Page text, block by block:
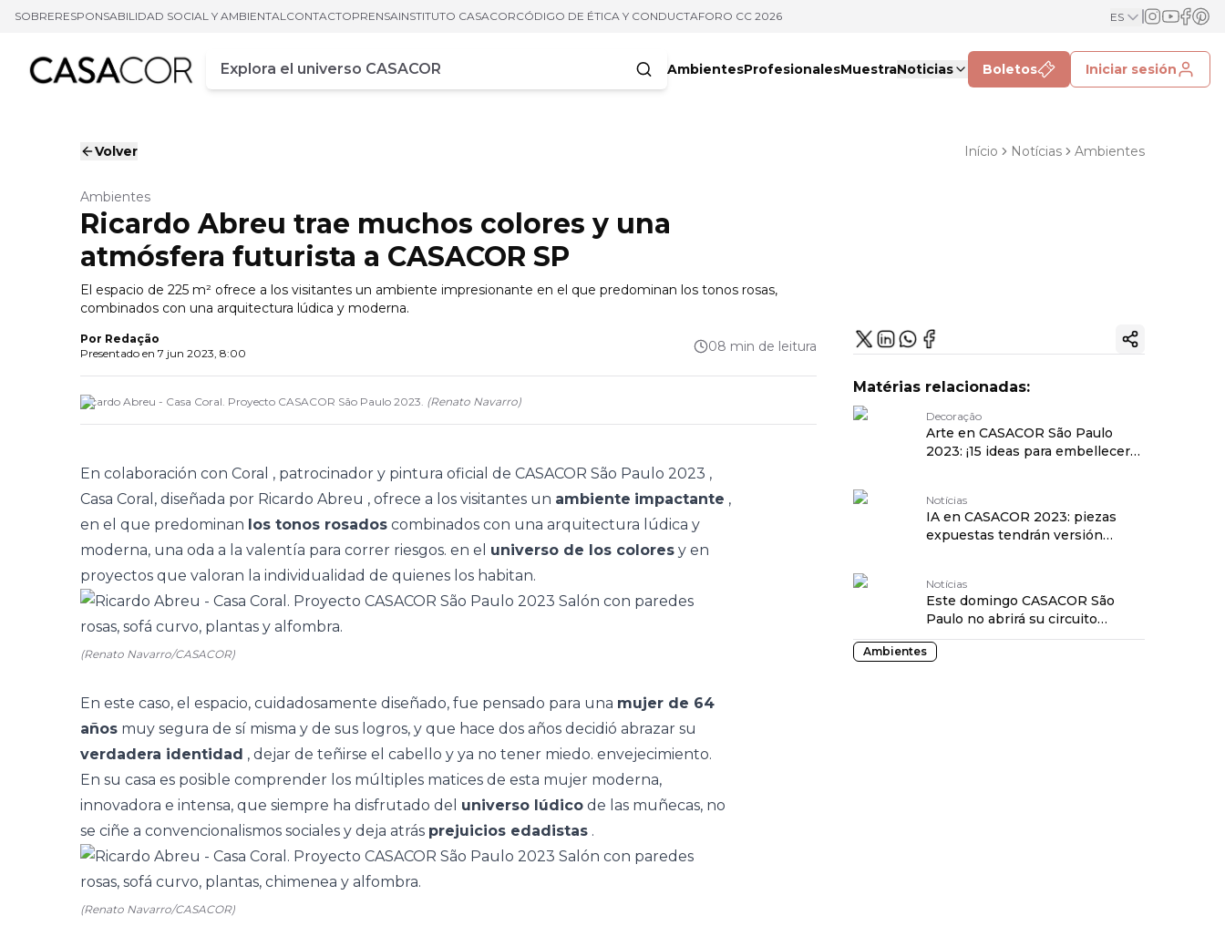
SOBRERESPONSABILIDAD SOCIAL Y AMBIENTALCONTACTOPRENSAINSTITUTO CASACORCÓDIGO DE ÉTICA Y CONDUCTAFORO CC 2026 ES
Campo de busca
Ingrese al menos tres caracteres
AmbientesProfesionalesMuestraNoticias Boletos Iniciar sesión
Volver Início Notícias Ambientes
Ambientes
Ricardo Abreu trae muchos colores y una
atmósfera futurista a CASACOR SP
El espacio de 225 m² ofrece a los visitantes un ambiente impresionante en el que predominan los tonos rosas,
combinados con una arquitectura lúdica y moderna.
Por Redação
Presentado en 7 jun 2023, 8:00 08 min de leitura
Ricardo Abreu - Casa Coral. Proyecto CASACOR São Paulo 2023. (Renato Navarro)
En colaboración con Coral , patrocinador y pintura oficial de CASACOR São Paulo 2023 ,
Casa Coral, diseñada por Ricardo Abreu , ofrece a los visitantes un ambiente impactante ,
en el que predominan los tonos rosados combinados con una arquitectura lúdica y
moderna, una oda a la valentía para correr riesgos. en el universo de los colores y en
proyectos que valoran la individualidad de quienes los habitan.
(Renato Navarro/CASACOR)
En este caso, el espacio, cuidadosamente diseñado, fue pensado para una mujer de 64
años muy segura de sí misma y de sus logros, y que hace dos años decidió abrazar su
verdadera identidad , dejar de teñirse el cabello y ya no tener miedo. envejecimiento.
En su casa es posible comprender los múltiples matices de esta mujer moderna,
innovadora e intensa, que siempre ha disfrutado del universo lúdico de las muñecas, no
se ciñe a convencionalismos sociales y deja atrás prejuicios edadistas .
(Renato Navarro/CASACOR)
Copiar enlace
Matérias relacionadas:
Decoração
Arte en CASACOR São Paulo
2023: ¡15 ideas para embellecer
Notícias
IA en CASACOR 2023: piezas
expuestas tendrán versión
Notícias
Este domingo CASACOR São
Paulo no abrirá su circuito
visitante
Ambientes